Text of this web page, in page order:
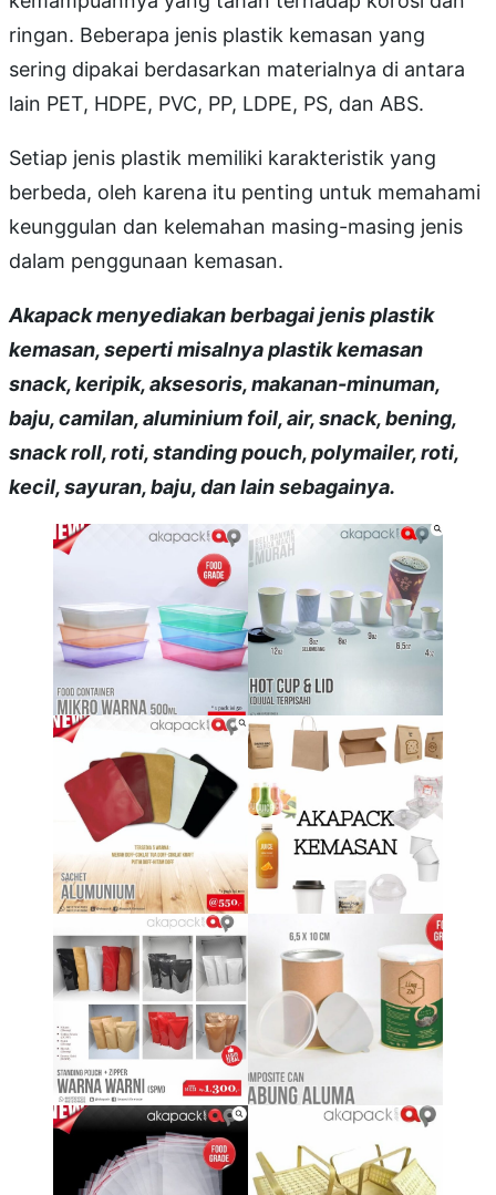
ringan. Beberapa jenis plastik kemasan yang
sering dipakai berdasarkan materialnya di antara
lain PET, HDPE, PVC, PP, LDPE, PS, dan ABS.
Setiap jenis plastik memiliki karakteristik yang
berbeda, oleh karena itu penting untuk memahami
keunggulan dan kelemahan masing-masing jenis
dalam penggunaan kemasan.
Akapack menyediakan berbagai jenis plastik
kemasan, seperti misalnya plastik kemasan
snack, keripik, aksesoris, makanan-minuman,
baju, camilan, aluminium foil, air, snack, bening,
snack roll, roti, standing pouch, polymailer, roti,
kecil, sayuran, baju, dan lain sebagainya.